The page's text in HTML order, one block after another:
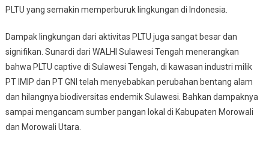
PLTU yang semakin memperburuk lingkungan di Indonesia.
Dampak lingkungan dari aktivitas PLTU juga sangat besar dan
signifikan. Sunardi dari WALHI Sulawesi Tengah menerangkan
bahwa PLTU captive di Sulawesi Tengah, di kawasan industri milik
PT IMIP dan PT GNI telah menyebabkan perubahan bentang alam
dan hilangnya biodiversitas endemik Sulawesi. Bahkan dampaknya
sampai mengancam sumber pangan lokal di Kabupaten Morowali
dan Morowali Utara.